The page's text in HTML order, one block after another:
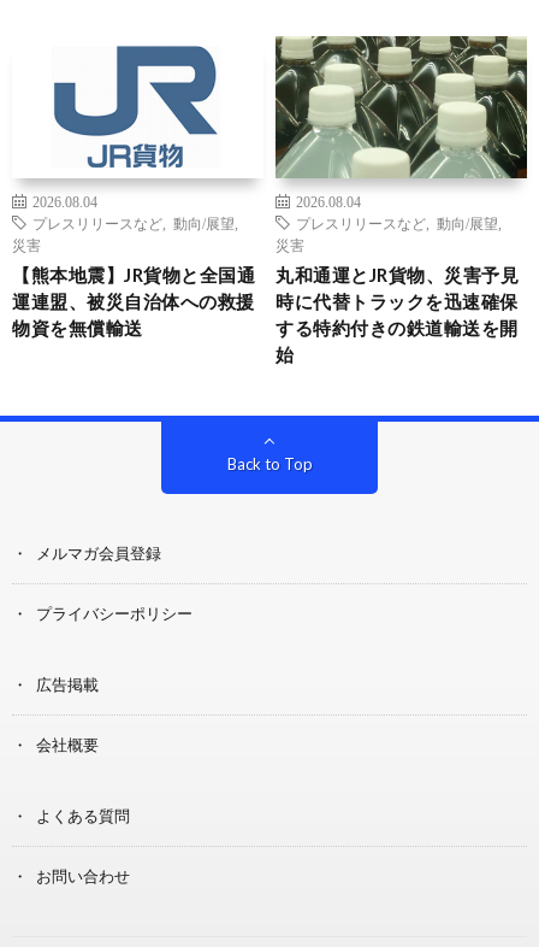
2026.08.04
プレスリリースなど
動向/展望
災害
【熊本地震】JR貨物と全国通
運連盟、被災自治体への救援
物資を無償輸送
2026.08.04
プレスリリースなど
動向/展望
災害
丸和通運とJR貨物、災害予見
時に代替トラックを迅速確保
する特約付きの鉄道輸送を開
始
Back to Top
メルマガ会員登録
プライバシーポリシー
広告掲載
会社概要
よくある質問
お問い合わせ